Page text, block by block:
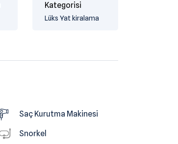
Kategorisi
Lüks Yat kiralama
Saç Kurutma Makinesi
Snorkel